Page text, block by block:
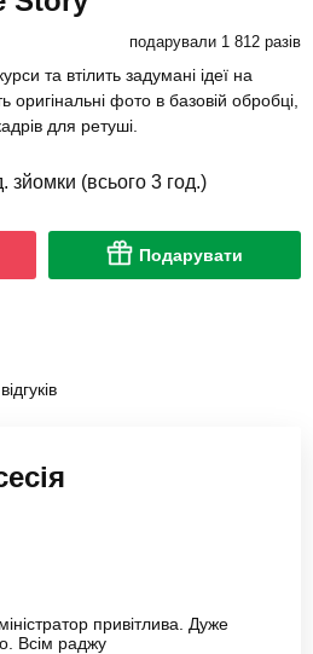
подарували 1 812 разів
та втілить задумані ідеї на
оригінальні фото в базовій обробці,
для ретуші.
зйомки (всього 3 год.)
Подарувати
привітлива. Дуже
Всім раджу